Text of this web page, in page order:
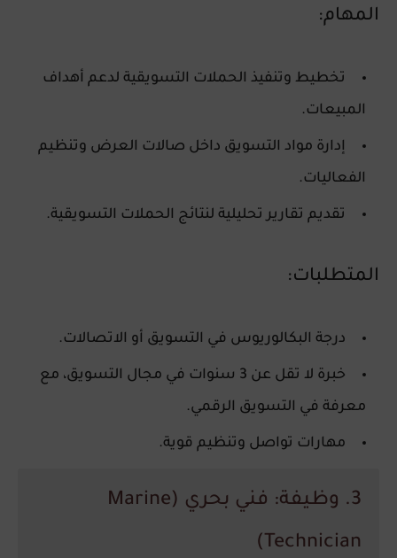
المهام:
تخطيط وتنفيذ الحملات التسويقية لدعم أهداف
المبيعات.
إدارة مواد التسويق داخل صالات العرض وتنظيم
الفعاليات.
تقديم تقارير تحليلية لنتائج الحملات التسويقية.
المتطلبات:
درجة البكالوريوس في التسويق أو الاتصالات.
خبرة لا تقل عن 3 سنوات في مجال التسويق، مع
معرفة في التسويق الرقمي.
مهارات تواصل وتنظيم قوية.
3. وظيفة: فني بحري (Marine
Technician)